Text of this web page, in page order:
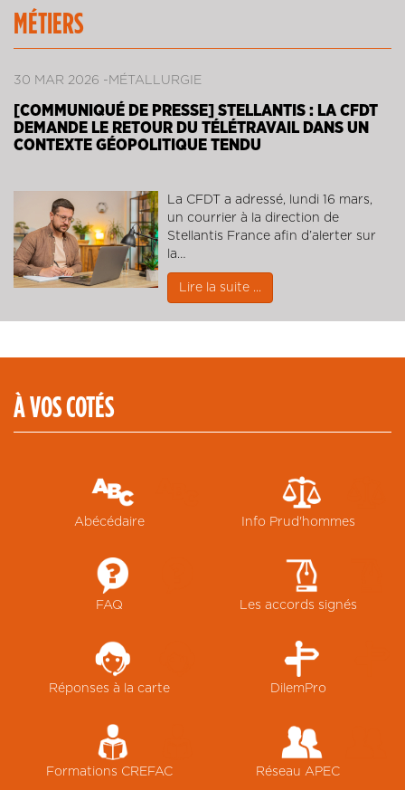
MÉTIERS
30 MAR 2026 MÉTALLURGIE
[COMMUNIQUÉ DE PRESSE] STELLANTIS : LA CFDT
DEMANDE LE RETOUR DU TÉLÉTRAVAIL DANS UN
CONTEXTE GÉOPOLITIQUE TENDU
La CFDT a adressé, lundi 16 mars,
un courrier à la direction de
Stellantis France afin d’alerter sur
la…
Lire la suite ...
À VOS COTÉS
Abécédaire Info Prud'hommes
FAQ Les accords signés
Réponses à la carte DilemPro
Formations CREFAC Réseau APEC